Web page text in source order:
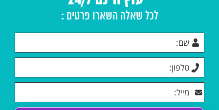
לכל שאלה השארו פרטים :